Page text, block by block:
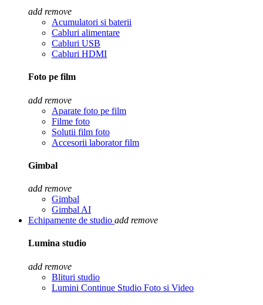
add remove
Acumulatori si baterii
Cabluri alimentare
Cabluri USB
Cabluri HDMI
Foto pe film
add remove
Aparate foto pe film
Filme foto
Solutii film foto
Accesorii laborator film
Gimbal
add remove
Gimbal
Gimbal AI
Echipamente de studio add remove
Lumina studio
add remove
Blituri studio
Lumini Continue Studio Foto si Video